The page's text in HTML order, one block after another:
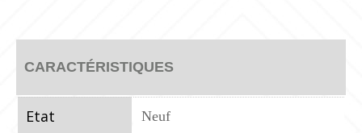
CARACTÉRISTIQUES
Etat Neuf